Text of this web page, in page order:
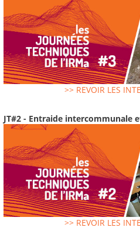
>> REVOIR LES
JT#2 - Entraide intercommunale
>> REVOIR LES